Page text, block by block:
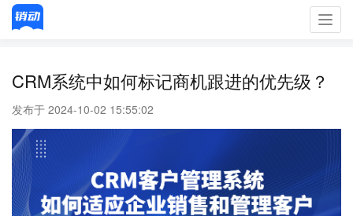
CRM系统中如何标记商机跟进的优先级？
发布于 2024-10-02 15:55:02